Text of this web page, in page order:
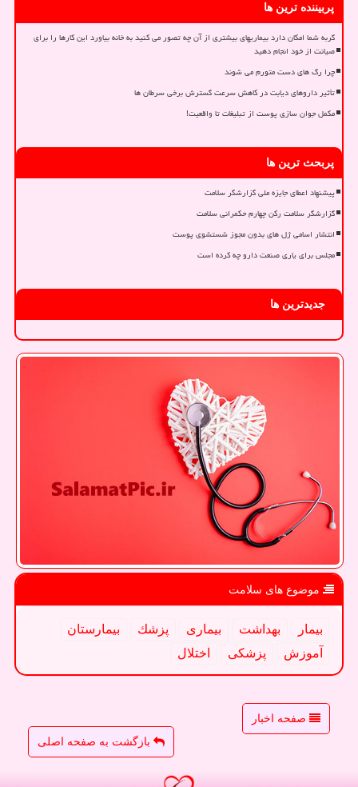
پربیننده ترین ها
گربه شما امکان دارد بیماریهای بیشتری از آن چه تصور می کنید به خانه بیاورد این کارها را برای
صیانت از خود انجام دهید
چرا رگ های دست متورم می شوند
تأثیر داروهای دیابت در کاهش سرعت گسترش برخی سرطان ها
مکمل جوان سازی پوست از تبلیغات تا واقعیت!
پربحث ترین ها
پیشنهاد اعطای جایزه ملی گزارشگر سلامت
گزارشگر سلامت رکن چهارم حکمرانی سلامت
انتشار اسامی ژل های بدون مجوز شستشوی پوست
مجلس برای یاری صنعت دارو چه کرده است
جدیدترین ها
موضوع های سلامت
بیمار بهداشت بیماری پزشك
بیمارستان
آموزش
پزشكی اختلال
صفحه اخبار
بازگشت به صفحه اصلی